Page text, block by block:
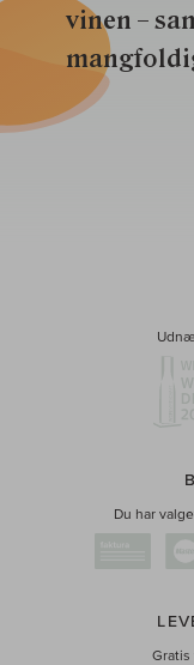
vinen –
Du har
Gratis